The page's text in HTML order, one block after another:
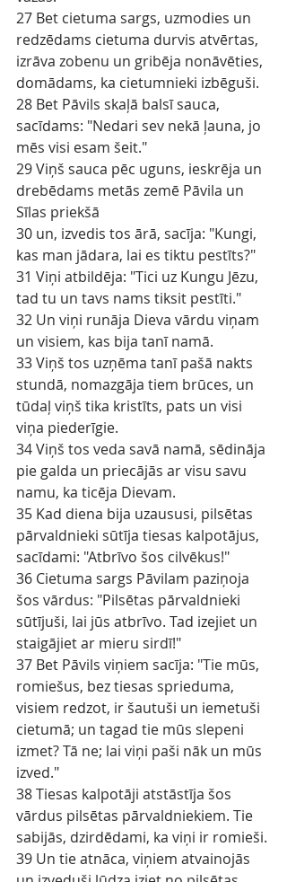
27 Bet cietuma sargs, uzmodies un
redzēdams cietuma durvis atvērtas,
izrāva zobenu un gribēja nonāvēties,
domādams, ka cietumnieki izbēguši.
28 Bet Pāvils skaļā balsī sauca,
sacīdams: "Nedari sev nekā ļauna, jo
mēs visi esam šeit."
29 Viņš sauca pēc uguns, ieskrēja un
drebēdams metās zemē Pāvila un
Sīlas priekšā
30 un, izvedis tos ārā, sacīja: "Kungi,
kas man jādara, lai es tiktu pestīts?"
31 Viņi atbildēja: "Tici uz Kungu Jēzu,
tad tu un tavs nams tiksit pestīti."
32 Un viņi runāja Dieva vārdu viņam
un visiem, kas bija tanī namā.
33 Viņš tos uzņēma tanī pašā nakts
stundā, nomazgāja tiem brūces, un
tūdaļ viņš tika kristīts, pats un visi
viņa piederīgie.
34 Viņš tos veda savā namā, sēdināja
pie galda un priecājās ar visu savu
namu, ka ticēja Dievam.
35 Kad diena bija uzaususi, pilsētas
pārvaldnieki sūtīja tiesas kalpotājus,
sacīdami: "Atbrīvo šos cilvēkus!"
36 Cietuma sargs Pāvilam paziņoja
šos vārdus: "Pilsētas pārvaldnieki
sūtījuši, lai jūs atbrīvo. Tad izejiet un
staigājiet ar mieru sirdī!"
37 Bet Pāvils viņiem sacīja: "Tie mūs,
romiešus, bez tiesas sprieduma,
visiem redzot, ir šautuši un iemetuši
cietumā; un tagad tie mūs slepeni
izmet? Tā ne; lai viņi paši nāk un mūs
izved."
38 Tiesas kalpotāji atstāstīja šos
vārdus pilsētas pārvaldniekiem. Tie
sabijās, dzirdēdami, ka viņi ir romieši.
39 Un tie atnāca, viņiem atvainojās